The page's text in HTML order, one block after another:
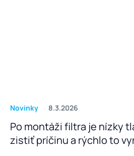
Novinky 8.3.2026
Po montáži filtra je nízky
zistiť príčinu a rýchlo to